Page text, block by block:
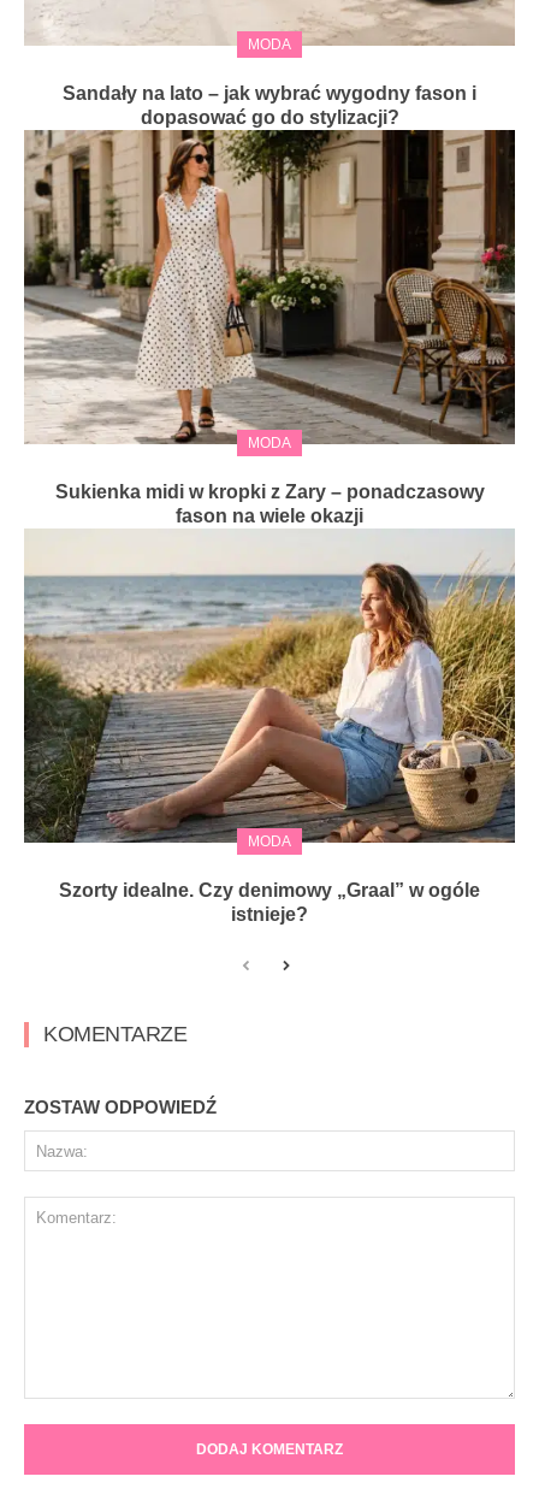
MODA
Sandały na lato – jak wybrać wygodny fason i
dopasować go do stylizacji?
MODA
Sukienka midi w kropki z Zary – ponadczasowy
fason na wiele okazji
MODA
Szorty idealne. Czy denimowy „Graal” w ogóle
istnieje?
KOMENTARZE
ZOSTAW ODPOWIEDŹ